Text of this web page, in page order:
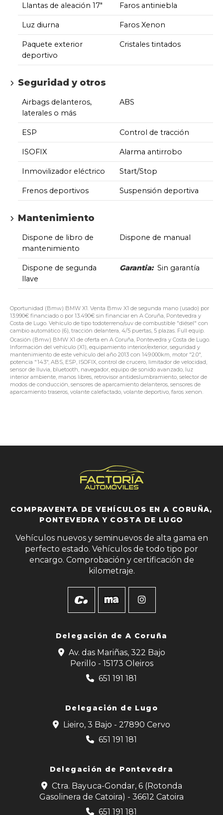
Llantas de aleación 17" Faros antiniebla
Luz diurna Faros Xenon
Paquete exterior
deportivo
Cristales tintados
Seguridad y otros
Airbags delanteros,
laterales o más
ABS
ESP Control de tracción
ISOFIX Alarma antirrobo
Inmovilizador eléctrico Start/Stop
Frenos deportivos Suspensión deportiva
Mantenimiento
Dispone de libro de
mantenimiento
Dispone de manual
Dispone de segunda
llave
Garantia: Sin garantía
Oportunidad (Bmw) BMW X1. Venta Bmw X1 de segunda mano (usado) por
13.990€ financiado o por 13.490€ sin financiar en A Coruña, Pontevedra y
Costa de Lugo. Vehículo de tipo todoterreno/suv de combustible "diésel" con
cambio automático (6), tracción delantera, 4/5 puertas, 5 plazas. Full equip.
Ocasión (Bmw) BMW X1 de oferta en A Coruña, Pontevedra y Costa de Lugo.
Información del vehículo (X1), equipamiento interior/exterior, seguridad y
mantenimiento de este vehículo del año 2013 con 149.000km, motor "2.0",
potencia "143", ABS, ESP, ISOFIX, control de crucero, limitador de velocidad,
sensor de lluvia, bluetooth, navegador, equipo de sonido avanzado, luz
interior ambiente, manos libres, retrovisor antideslumbramiento, selector de
modos de conducción, sensores de aparcamiento delanteros, sensores de
aparcamiento traseros, volante calefactado, volante deportivo, faros xenon.
COMPRAVENTA DE VEHÍCULOS EN A CORUÑA,
PONTEVEDRA Y COSTA DE LUGO
Vehículos nuevos y seminuevos de alta gama en
perfecto estado. Vehículos de todo tipo por
encargo. Comprobación y certificación de
kilometraje.
Delegación deA Coruña
Av. das Mariñas, 322 Bajo
Perillo - 15173 Oleiros
651 191 181
Delegación de Lugo
Lieiro, 3 Bajo - 27890 Cervo
651 191 181
Delegación de Pontevedra
Ctra. Bayuca-Gondar, 6 (Rotonda
Gasolinera de Catoira) - 36612 Catoira
651 191 181